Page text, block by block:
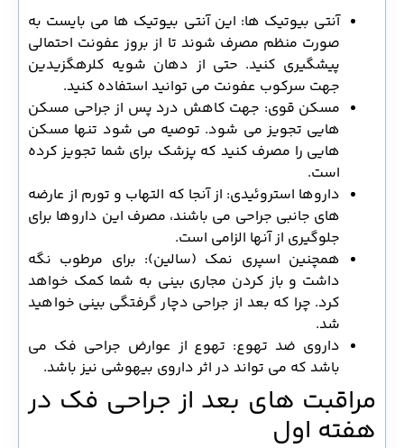
آنتی بیوتیک ها: این آنتی بیوتیک ها می بایست به
صورت منظم مصرف شوند تا از بروز عفونت احتمالی
پیشگیری کنید. حتی از دهان شویه کلرهگزیدین
جهت سرکوب عفونت می توانید استفاده کنید.
مسکن قوی: جهت کاهش درد پس از جراحی مسکن
هایی تجویز می شود. توصیه می شود تنها مسکن
هایی را مصرف کنید که پزشک برای شما تجویز کرده
است.
داروها استروئیدی: از آنجا که التهاب و تورم از عارضه
های جانبی جراحی می باشند، مصرف این داروها برای
جلوگیری از آنها الزامی است.
همچنین اسپری نمک (سالین): برای مرطوب نگه
داشت و باز کردن مجاری بینی به شما کمک خواهد
کرد. چرا که بعد از جراحی دچار گرفتگی بینی خواهید
شد.
داروی ضد تهوع: تهوع از عوارض جراحی فک می
باشد که می تواند در اثر داروی بیهوشی نیز باشد.
مراقبت های بعد از جراحی فک در
هفته اول